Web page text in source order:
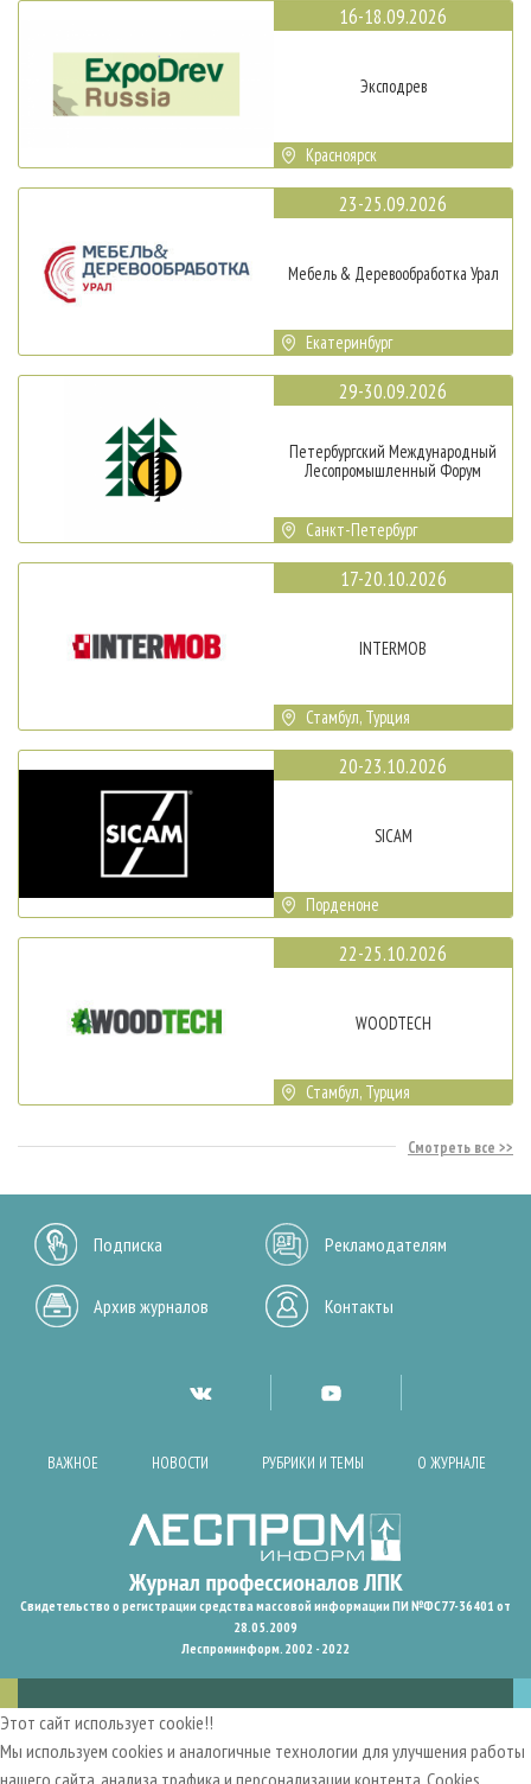
16-18.09.2026
Эксподрев
Красноярск
23-25.09.2026
Мебель & Деревообработка Урал
Екатеринбург
29-30.09.2026
Петербургский Международный
Лесопромышленный Форум
Санкт-Петербург
17-20.10.2026
INTERMOB
Стамбул, Турция
20-23.10.2026
SICAM
Порденоне
22-25.10.2026
WOODTECH
Стамбул, Турция
Смотреть все
Подписка Рекламодателям
Архив журналов Контакты
ВАЖНОЕ НОВОСТИ РУБРИКИ И ТЕМЫ О ЖУРНАЛЕ
Свидетельство о регистрации средства массовой информации ПИ №ФС77-36401 от
28.05.2009
Леспроминформ. 2002 - 2022
Этот сайт использует cookie!!
Мы используем cookies и аналогичные технологии для улучшения работы